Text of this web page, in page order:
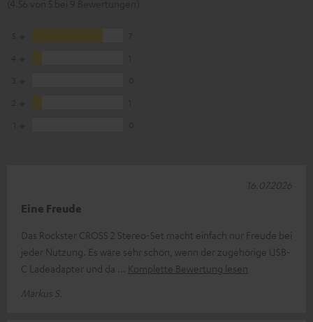
Eine Freude
Das Rockster CROSS 2 Stereo-Set macht einfach nur Freude bei
jeder Nutzung. Es wäre sehr schön, wenn der zugehörige USB-
C Ladeadapter und da
Komplette Bewertung lesen
Markus S.
16.07.2026